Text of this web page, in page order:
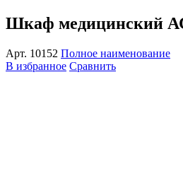
Шкаф медицинский
Арт. 10152 Полное наименование
В избранное Сравнить